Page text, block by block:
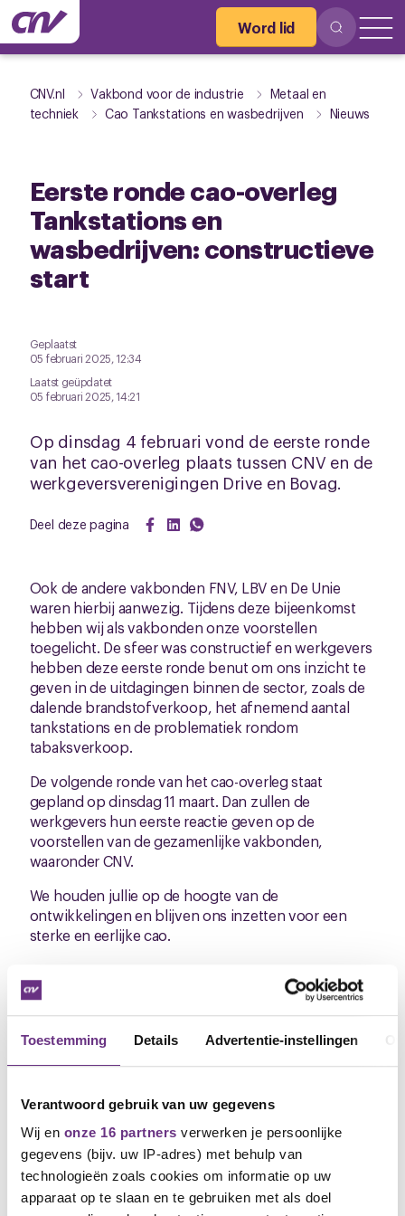
Toestemming Details Advertentie-instellingen
Verantwoord gebruik van uw gegevens
Wij en onze 16 partners verwerken je persoonlijke
gegevens (bijv. uw IP-adres) met behulp van
technologieën zoals cookies om informatie op uw
apparaat op te slaan en te gebruiken met als doel
Word lid
CNV.nl Vakbond voor de industrie
Metaal en
techniek
Cao Tankstations en wasbedrijven Nieuws
Eerste ronde cao-overleg
Tankstations en
wasbedrijven: constructieve
start
Geplaatst
05 februari 2025, 12:34
Laatst geüpdatet
05 februari 2025, 14:21
Op dinsdag 4 februari vond de eerste ronde
van het cao-overleg plaats tussen CNV en de
werkgeversverenigingen Drive en Bovag.
Deel deze pagina
Ook de andere vakbonden FNV, LBV en De Unie
waren hierbij aanwezig. Tijdens deze bijeenkomst
hebben wij als vakbonden onze voorstellen
toegelicht. De sfeer was constructief en werkgevers
hebben deze eerste ronde benut om ons inzicht te
geven in de uitdagingen binnen de sector, zoals de
dalende brandstofverkoop, het afnemend aantal
tankstations en de problematiek rondom
tabaksverkoop.
De volgende ronde van het cao-overleg staat
gepland op dinsdag 11 maart. Dan zullen de
werkgevers hun eerste reactie geven op de
voorstellen van de gezamenlijke vakbonden,
waaronder CNV.
We houden jullie op de hoogte van de
ontwikkelingen en blijven ons inzetten voor een
sterke en eerlijke cao.
Meepraten en vragen stellen
Op de cao-pagina is het hele cao-traject te volgen en
kun je meepraten, reageren (ook op anderen) en je
Mede namens het kaderlid Peggy Monnichman
Gerard van Dijk
M: 06 2060 1819
E: g.vandijk@cnv.nl
Marjelle Boorsma